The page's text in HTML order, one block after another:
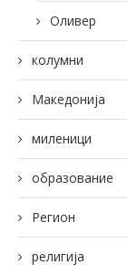
Оливер
колумни
Македонија
миленици
образование
Регион
религија